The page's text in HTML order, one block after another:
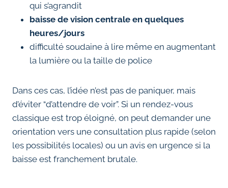
qui s’agrandit
baisse de vision centrale en quelques
heures/jours
difficulté soudaine à lire même en augmentant
la lumière ou la taille de police
Dans ces cas, l’idée n’est pas de paniquer, mais
d’éviter “d’attendre de voir”. Si un rendez-vous
classique est trop éloigné, on peut demander une
orientation vers une consultation plus rapide (selon
les possibilités locales) ou un avis en urgence si la
baisse est franchement brutale.